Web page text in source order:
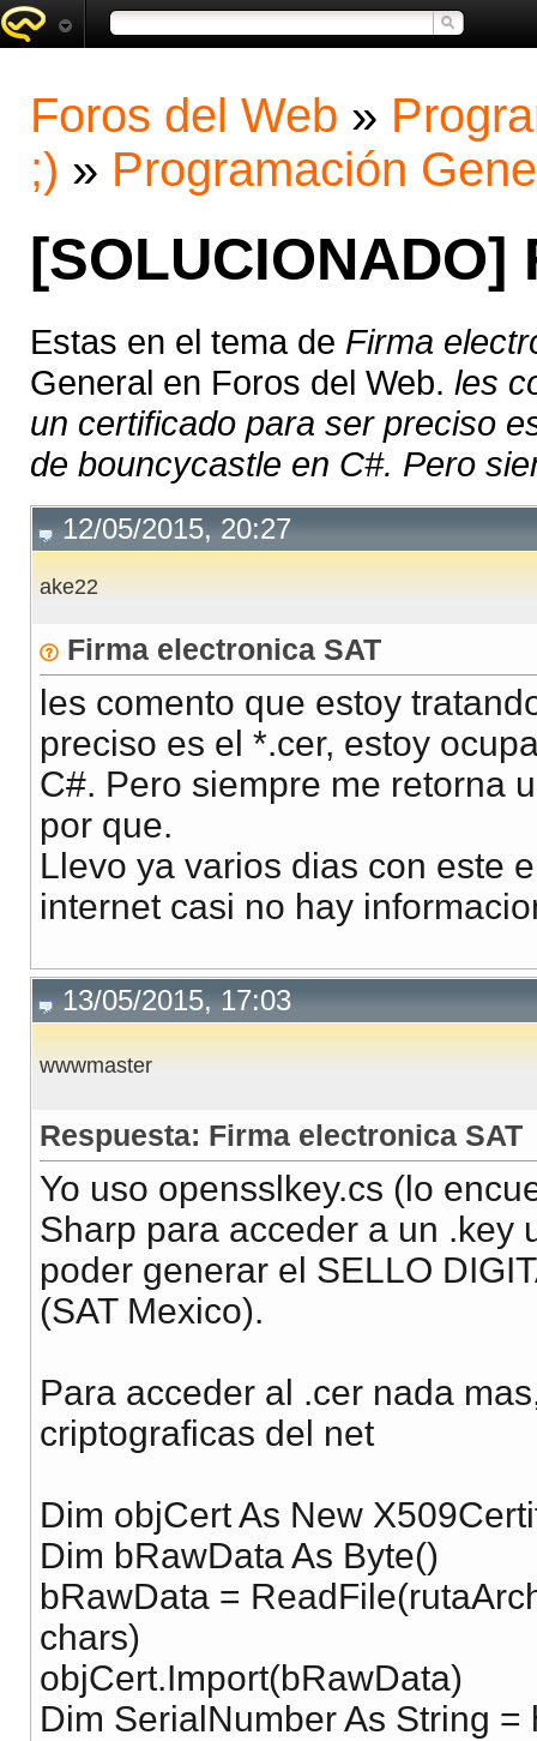
Foros del Web »
;) » Programación
Estas en el tema de Firma
General en Foros del Web. les
un certificado para ser preciso
de bouncycastle en C#. Pero
12/05/2015, 20:27
ake22
Firma electronica SAT
les comento que estoy
preciso es el *.cer, estoy
C#. Pero siempre me retorna
por que.
Llevo ya varios dias con este
internet casi no hay
13/05/2015, 17:03
wwwmaster
Respuesta: Firma electronica SAT
Yo uso opensslkey.cs (lo
Sharp para acceder a un .key
poder generar el SELLO
(SAT Mexico).
Para acceder al .cer nada
criptograficas del net
Dim objCert As New
Dim bRawData As Byte()
bRawData =
chars)
objCert.Import(bRawData)
Dim SerialNumber As String